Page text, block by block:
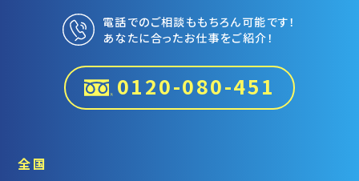
電話でのご相談ももちろん可能です！
あなたに合ったお仕事をご紹介！
0120-080-451
全国